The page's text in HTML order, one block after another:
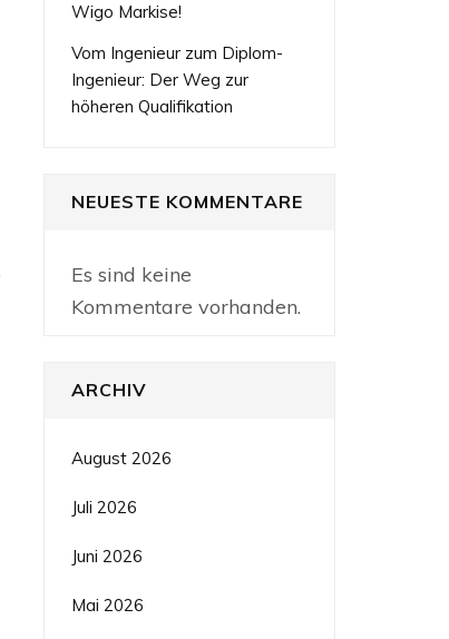
Wigo Markise!
Vom Ingenieur zum Diplom-
Ingenieur: Der Weg zur
höheren Qualifikation
NEUESTE KOMMENTARE
Es sind keine
Kommentare vorhanden.
ARCHIV
August 2026
Juli 2026
Juni 2026
Mai 2026